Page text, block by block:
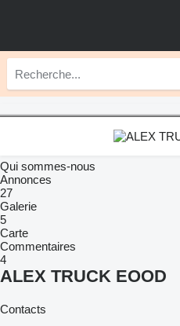
Qui sommes-nous
Annonces
27
Galerie
5
Carte
Commentaires
4
ALEX TRUCK EOOD
Contacts